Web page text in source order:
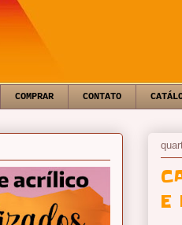
COMPRAR CONTATO
E